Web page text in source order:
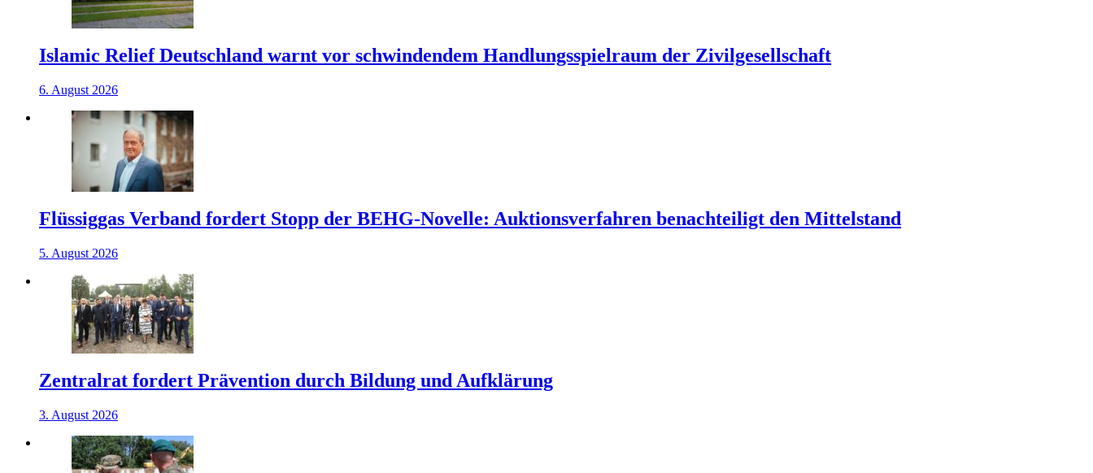
Islamic Relief Deutschland warnt vor schwindendem Handlungsspielraum der Zivilgesellschaft
6. August 2026
Flüssiggas Verband fordert Stopp der BEHG-Novelle: Auktionsverfahren benachteiligt den Mittelstand
5. August 2026
Zentralrat fordert Prävention durch Bildung und Aufklärung
3. August 2026